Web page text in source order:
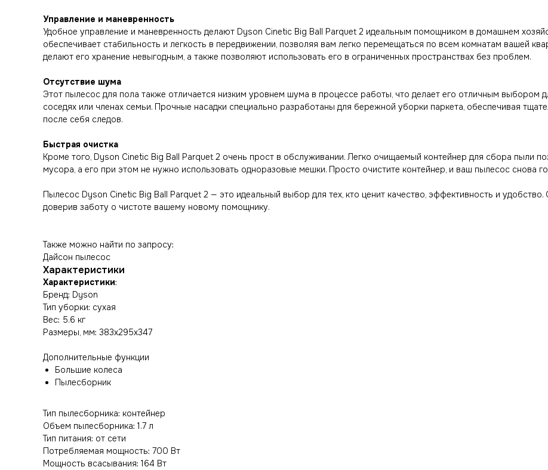
Управление и маневренность
Удобное управление и маневренность делают Dyson Cinetic Big Ball Parquet 2 идеальным помощником в домашнем
обеспечивает стабильность и легкость в передвижении, позволяя вам легко перемещаться по всем комнатам вашей
делают его хранение невыгодным, а также позволяют использовать его в ограниченных пространствах без проблем.
Отсутствие шума
Этот пылесос для пола также отличается низким уровнем шума в процессе работы, что делает его отличным выбором
соседях или членах семьи. Прочные насадки специально разработаны для бережной уборки паркета, обеспечивая
после себя следов.
Быстрая очистка
Кроме того, Dyson Cinetic Big Ball Parquet 2 очень прост в обслуживании. Легко очищаемый контейнер для сбора пыли
мусора, а его при этом не нужно использовать одноразовые мешки. Просто очистите контейнер, и ваш пылесос снова
Пылесос Dyson Cinetic Big Ball Parquet 2 — это идеальный выбор для тех, кто ценит качество, эффективность и
доверив заботу о чистоте вашему новому помощнику.
Также можно найти по запросу:
Дайсон пылесос
Характеристики
Характеристики:
Бренд: Dyson
Тип уборки: сухая
Вес: 5.6 кг
Размеры, мм: 383х295х347
Дополнительные функции
Большие колеса
Пылесборник
Тип пылесборника: контейнер
Объем пылесборника: 1.7 л
Тип питания: от сети
Потребляемая мощность: 700 Вт
Мощность всасывания: 164 Вт